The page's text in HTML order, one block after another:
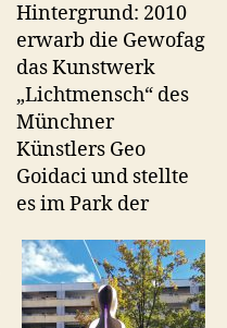
Hintergrund: 2010
erwarb die Gewofag
das Kunstwerk
„Lichtmensch“ des
Münchner
Künstlers Geo
Goidaci und stellte
es im Park der